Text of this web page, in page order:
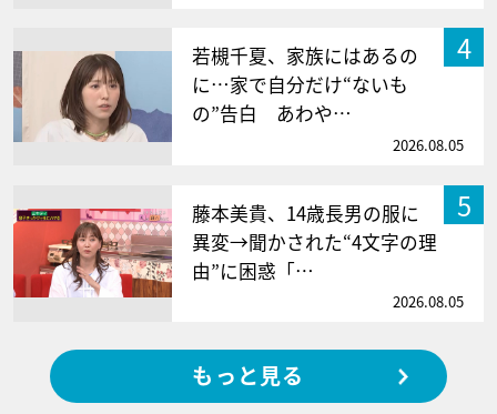
4
若槻千夏、家族にはあるの
に…家で自分だけ“ないも
の”告白 あわや…
2026.08.05
5
藤本美貴、14歳長男の服に
異変→聞かされた“4文字の理
由”に困惑「…
2026.08.05
もっと見る